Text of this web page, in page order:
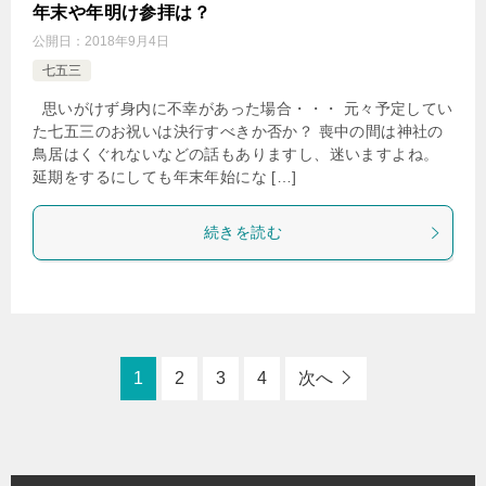
年末や年明け参拝は？
公開日： 2018年9月4日
七五三
思いがけず身内に不幸があった場合・・・ 元々予定してい
た七五三のお祝いは決行すべきか否か？ 喪中の間は神社の
鳥居はくぐれないなどの話もありますし、迷いますよね。
延期をするにしても年末年始にな […]
続きを読む
1 2 3 4 次へ